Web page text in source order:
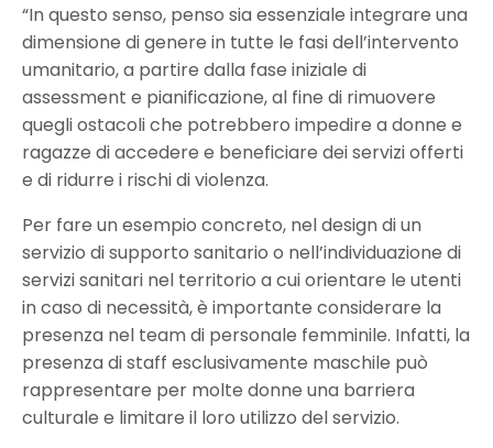
“In questo senso, penso sia essenziale integrare una
dimensione di genere in tutte le fasi dell’intervento
umanitario, a partire dalla fase iniziale di
assessment e pianificazione, al fine di rimuovere
quegli ostacoli che potrebbero impedire a donne e
ragazze di accedere e beneficiare dei servizi offerti
e di ridurre i rischi di violenza.
Per fare un esempio concreto, nel design di un
servizio di supporto sanitario o nell’individuazione di
servizi sanitari nel territorio a cui orientare le utenti
in caso di necessità, è importante considerare la
presenza nel team di personale femminile. Infatti, la
presenza di staff esclusivamente maschile può
rappresentare per molte donne una barriera
culturale e limitare il loro utilizzo del servizio.